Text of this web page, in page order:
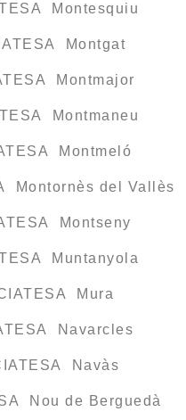
Montesquiu
Montgat
Montmajor
Montmaneu
Montmeló
Montornès del Vallès
Montseny
Muntanyola
Mura
Navarcles
Navàs
Nou de Berguedà